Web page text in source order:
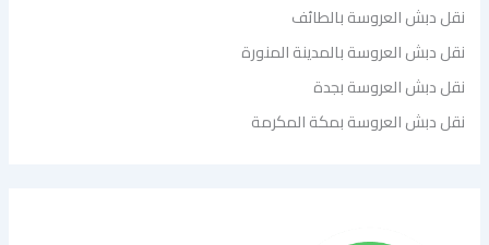
نقل دبش العروسة بالطائف
نقل دبش العروسة بالمدينة المنورة
نقل دبش العروسة بجدة
نقل دبش العروسة بمكة المكرمة